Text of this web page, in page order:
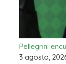
Pellegrini
3 agosto,